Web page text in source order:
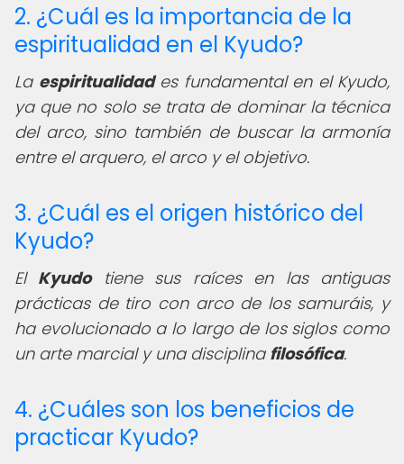
2. ¿Cuál es la importancia de la
espiritualidad en el Kyudo?
La espiritualidades fundamental en el Kyudo,
ya que no solo se trata de dominar la técnica
del arco, sino también de buscar la armonía
entre el arquero, el arco y el objetivo.
3. ¿Cuál es el origen histórico del
Kyudo?
El Kyudotiene sus raíces en las antiguas
prácticas de tiro con arco de los samuráis, y
ha evolucionado a lo largo de los siglos como
un arte marcial y una disciplina filosófica.
4. ¿Cuáles son los beneficios de
practicar Kyudo?